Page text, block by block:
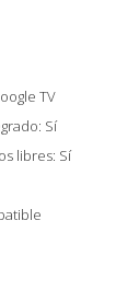
TV
Sí
libres: Sí